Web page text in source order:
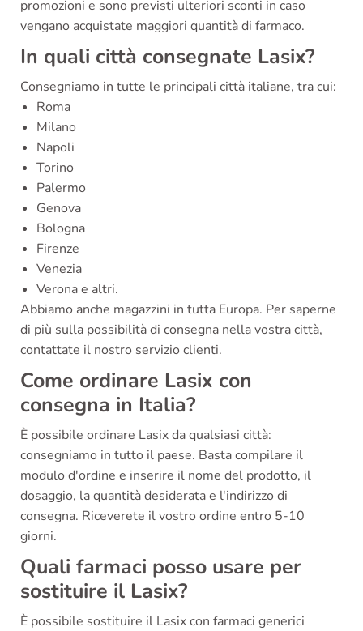
promozioni e sono previsti ulteriori sconti in caso
vengano acquistate maggiori quantità di farmaco.
In quali città consegnate Lasix?
Consegniamo in tutte le principali città italiane, tra cui:
Roma
Milano
Napoli
Torino
Palermo
Genova
Bologna
Firenze
Venezia
Verona e altri.
Abbiamo anche magazzini in tutta Europa. Per saperne
di più sulla possibilità di consegna nella vostra città,
contattate il nostro servizio clienti.
Come ordinare Lasix con
consegna in Italia?
È possibile ordinare Lasix da qualsiasi città:
consegniamo in tutto il paese. Basta compilare il
modulo d'ordine e inserire il nome del prodotto, il
dosaggio, la quantità desiderata e l'indirizzo di
consegna. Riceverete il vostro ordine entro 5-10
giorni.
Quali farmaci posso usare per
sostituire il Lasix?
È possibile sostituire il Lasix con farmaci generici